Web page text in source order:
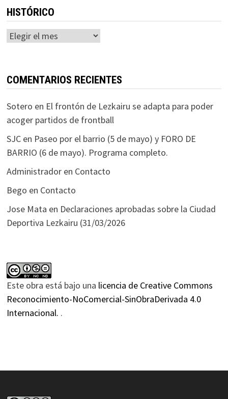
HISTÓRICO
Histórico
COMENTARIOS RECIENTES
Sotero en El frontón de Lezkairu se adapta para poder
acoger partidos de frontball
SJCen Paseo por el barrio (5 de mayo) y FORO DE
BARRIO (6 de mayo). Programa completo.
Administradoren Contacto
Bego en Contacto
Jose Mata en Declaraciones aprobadas sobre la Ciudad
Deportiva Lezkairu (31/03/2026
Este obra está bajo una licencia de Creative Commons
Reconocimiento-NoComercial-SinObraDerivada 4.0
Internacional. .